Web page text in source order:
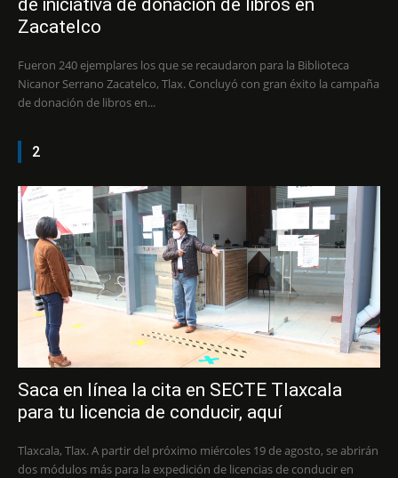
de iniciativa de donación de libros en
Zacatelco
Fueron 240 ejemplares los que se recaudaron para la Biblioteca
Nicanor Serrano Zacatelco, Tlax. Concluyó con gran éxito la campaña
de donación de libros en...
2
Saca en línea la cita en SECTE Tlaxcala
para tu licencia de conducir, aquí
Tlaxcala, Tlax. A partir del próximo miércoles 19 de agosto, se abrirán
dos módulos más para la expedición de licencias de conducir en